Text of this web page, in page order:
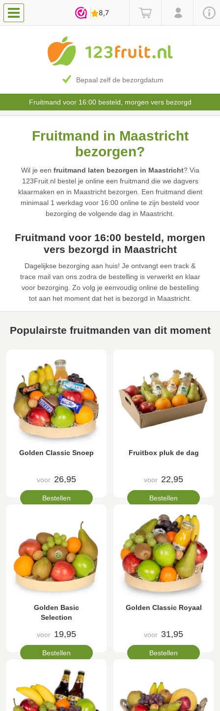
Bepaal zelf de bezorgdatum
Fruitmand voor 16:00 besteld, morgen vers bezorgd
Fruitmand in Maastricht
bezorgen?
Wil je een fruitmand laten bezorgen in Maastricht? Via
123Fruit.nl bestel je online een fruitmand die we dagvers
klaarmaken en in Maastricht bezorgen. Een fruitmand dient
minimaal 1 werkdag voor 16:00 online te zijn besteld voor
bezorging de volgende dag in Maastricht.
Fruitmand voor 16:00 besteld, morgen
vers bezorgd in Maastricht
Dagelijkse bezorging aan huis! Je ontvangt een track &
trace mail van ons zodra de bestelling is verwerkt en klaar
voor bezorging. Zo volg je eenvoudig online de bestelling
tot aan het moment dat het is bezorgd in Maastricht.
Populairste fruitmanden van dit moment
Golden Classic Snoep
voor 26,95
Bestellen
Fruitbox pluk de dag
voor 22,95
Bestellen
Golden Basic
Selection
voor 19,95
Bestellen
Golden Classic Royaal
voor 31,95
Bestellen